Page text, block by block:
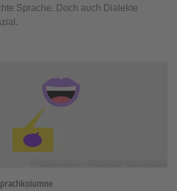
Sprache. Doch auch Dialekte